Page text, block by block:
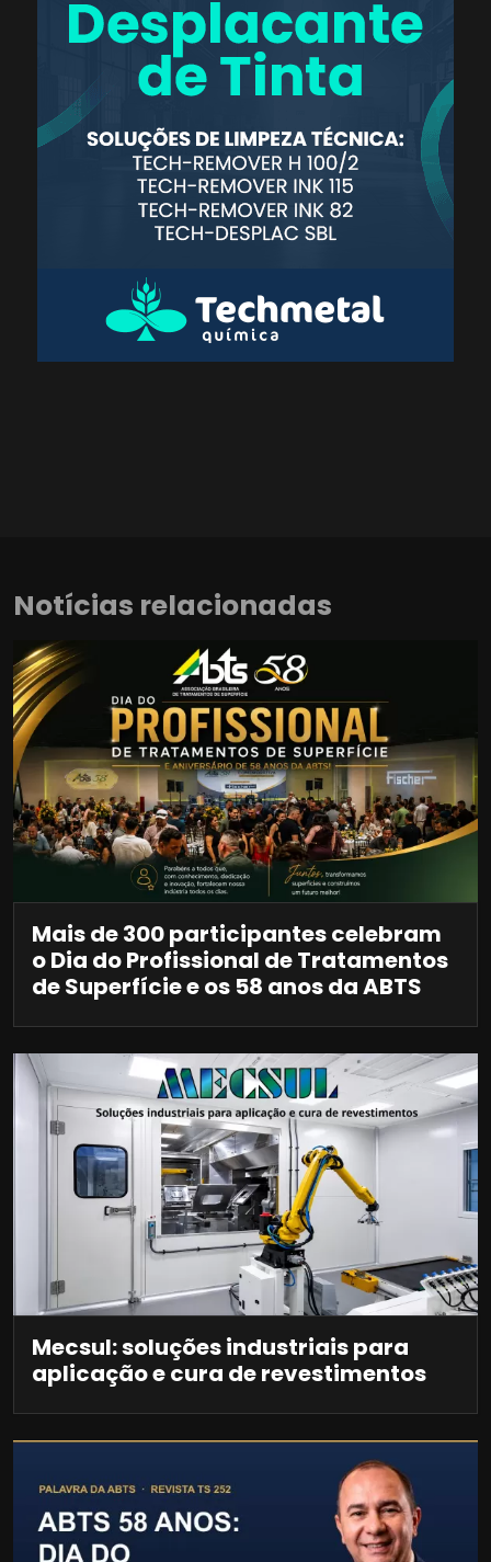
Notícias relacionadas
Mais de 300 participantes celebram
o Dia do Profissional de Tratamentos
de Superfície e os 58 anos da ABTS
Mecsul: soluções industriais para
aplicação e cura de revestimentos